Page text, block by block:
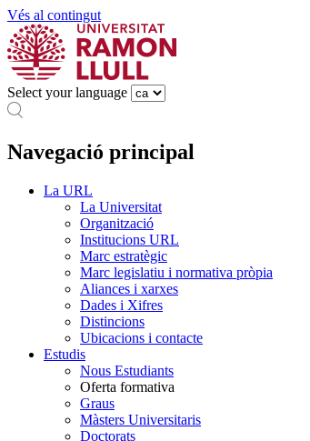
Vés al contingut
Select your language
Navegació principal
La URL
La Universitat
Organització
Institucions URL
Marc estratègic
Marc legislatiu i normativa pròpia
Aliances i xarxes
Dades i Xifres
Distincions
Ubicacions i contacte
Estudis
Nous Estudiants
Oferta formativa
Graus
Màsters Universitaris
Doctorats